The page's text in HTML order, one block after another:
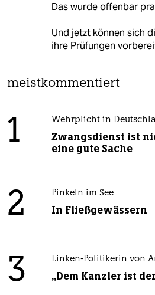
Das wurde offenbar
Und jetzt können sich
ihre Prüfungen
meistkommentiert
1 Wehrplicht in
Zwangsdienst ist
eine gute Sache
2 Pinkeln im See
In Fließgewässern
3 Linken-Politikerin von
„Dem Kanzler ist